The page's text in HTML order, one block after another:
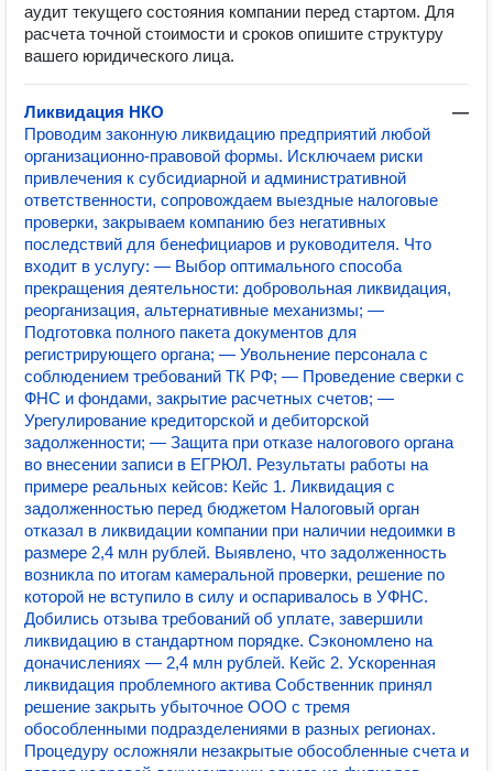
аудит текущего состояния компании перед стартом. Для
расчета точной стоимости и сроков опишите структуру
вашего юридического лица.
Ликвидация НКО
—
Проводим законную ликвидацию предприятий любой
организационно-правовой формы. Исключаем риски
привлечения к субсидиарной и административной
ответственности, сопровождаем выездные налоговые
проверки, закрываем компанию без негативных
последствий для бенефициаров и руководителя. Что
входит в услугу: — Выбор оптимального способа
прекращения деятельности: добровольная ликвидация,
реорганизация, альтернативные механизмы; —
Подготовка полного пакета документов для
регистрирующего органа; — Увольнение персонала с
соблюдением требований ТК РФ; — Проведение сверки с
ФНС и фондами, закрытие расчетных счетов; —
Урегулирование кредиторской и дебиторской
задолженности; — Защита при отказе налогового органа
во внесении записи в ЕГРЮЛ. Результаты работы на
примере реальных кейсов: Кейс 1. Ликвидация с
задолженностью перед бюджетом Налоговый орган
отказал в ликвидации компании при наличии недоимки в
размере 2,4 млн рублей. Выявлено, что задолженность
возникла по итогам камеральной проверки, решение по
которой не вступило в силу и оспаривалось в УФНС.
Добились отзыва требований об уплате, завершили
ликвидацию в стандартном порядке. Сэкономлено на
доначислениях — 2,4 млн рублей. Кейс 2. Ускоренная
ликвидация проблемного актива Собственник принял
решение закрыть убыточное ООО с тремя
обособленными подразделениями в разных регионах.
Процедуру осложняли незакрытые обособленные счета и